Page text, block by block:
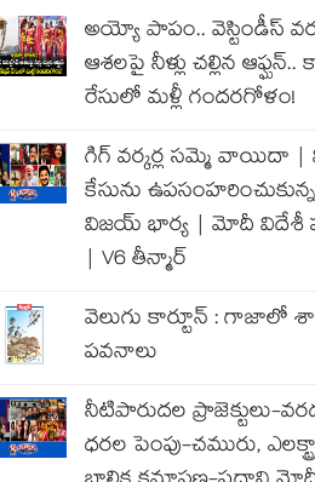
అయ్యో పాపం.. వెస్టిండీస్
ఆశలపై నీళ్లు చల్లిన
రేసులో మళ్లీ గందరగోళం!
గిగ్ వర్కర్ల సమ్మె వాయిదా |
కేసును
విజయ్ భార్య | మోదీ విదేశీ
| V6 తీన్మార్
వెలుగు కార్టూన్ : గాజాలో
పవనాలు
నీటిపారుదల ప్రాజెక్టులు-
ధరల పెంపు-చమురు,